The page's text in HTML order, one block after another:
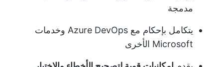
مدمجة
يتكامل بإحكام مع Azure DevOps وخدمات
Microsoft الأخرى